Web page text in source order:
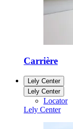
Carrière
Lely Center
Lely Center
Locator
Lely Center